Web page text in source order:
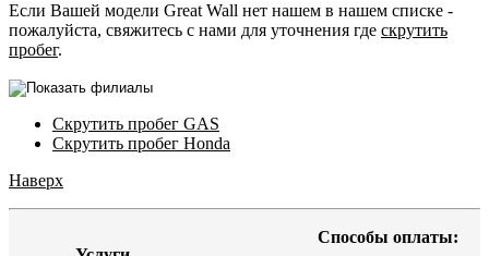
Если Вашей модели Great Wall нет нашем в нашем списке -
пожалуйста, свяжитесь с нами для уточнения где скрутить
пробег.
Скрутить пробег GAS
Скрутить пробег Honda
Наверх
Способы оплаты: